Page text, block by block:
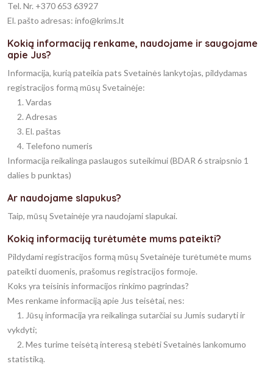
Tel. Nr. +370 653 63927
El. pašto adresas: info@krims.lt
Kokią informaciją renkame, naudojame ir saugojame
apie Jus?
Informacija, kurią pateikia pats Svetainės lankytojas, pildydamas
registracijos formą mūsų Svetainėje:
1. Vardas
2. Adresas
3. El. paštas
4. Telefono numeris
Informacija reikalinga paslaugos suteikimui (BDAR 6 straipsnio 1
dalies b punktas)
Ar naudojame slapukus?
Taip, mūsų Svetainėje yra naudojami slapukai.
Kokią informaciją turėtumėte mums pateikti?
Pildydami registracijos formą mūsų Svetainėje turėtumėte mums
pateikti duomenis, prašomus registracijos formoje.
Koks yra teisinis informacijos rinkimo pagrindas?
Mes renkame informaciją apie Jus teisėtai, nes:
1. Jūsų informacija yra reikalinga sutarčiai su Jumis sudaryti ir
vykdyti;
2. Mes turime teisėtą interesą stebėti Svetainės lankomumo
statistiką.